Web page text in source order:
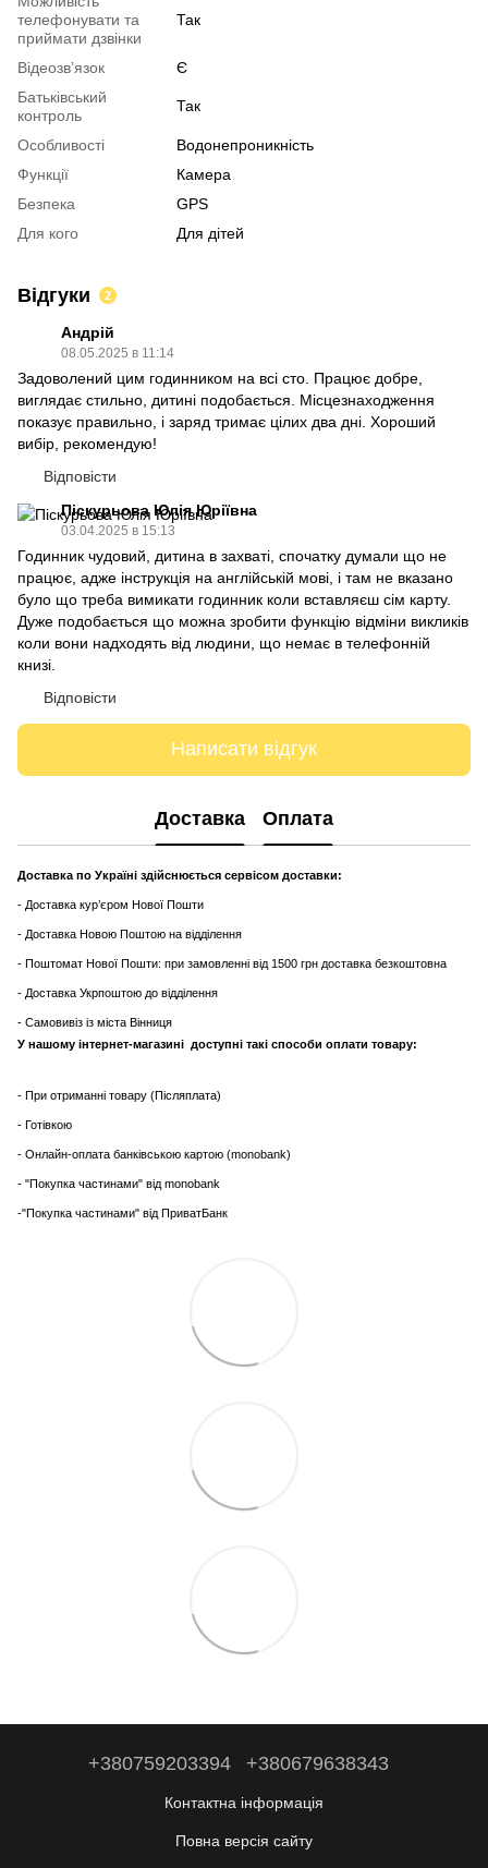
телефонувати та
приймати дзвінки
Так
Відеозв’язок
Є
Батьківський
контроль
Так
Особливості
Водонепроникність
Функції
Камера
Безпека
GPS
Для кого
Для дітей
Відгуки 2
Андрій
08.05.2025 в 11:14
Задоволений цим годинником на всі сто. Працює добре,
виглядає стильно, дитині подобається. Місцезнаходження
показує правильно, і заряд тримає цілих два дні. Хороший
вибір, рекомендую!
Відповісти
Піскурьова Юлія Юріївна
03.04.2025 в 15:13
Годинник чудовий, дитина в захваті, спочатку думали що не
працює, адже інструкція на англійській мові, і там не вказано
було що треба вимикати годинник коли вставляєш сім карту.
Дуже подобається що можна зробити функцію відміни викликів
коли вони надходять від людини, що немає в телефонній
книзі.
Відповісти
Написати відгук
Доставка Оплата
Доставка по Україні здійснюється сервісом доставки:
- Доставка кур’єром Нової Пошти
- Доставка Новою Поштою на відділення
- Поштомат Нової Пошти: при замовленні від 1500 грн доставка безкоштовна
- Доставка Укрпоштою до відділення
- Самовивіз із міста Вінниця
У нашому інтернет-магазині доступні такі способи оплати товару:
- При отриманні товару (Післяплата)
- Готівкою
- Онлайн-оплата банківською картою (monobank)
- "Покупка частинами" від monobank
-"Покупка частинами" від ПриватБанк
+380759203394 +380679638343
Контактна інформація
Повна версія сайту